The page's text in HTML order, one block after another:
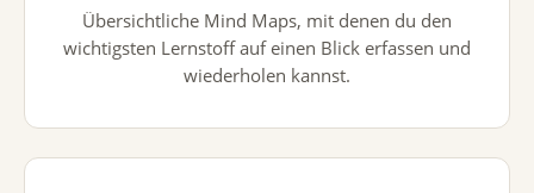
Übersichtliche Mind Maps, mit denen du den
wichtigsten Lernstoff auf einen Blick erfassen und
wiederholen kannst.